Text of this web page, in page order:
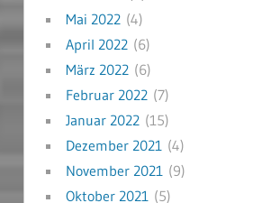
Mai 2022(4)
April 2022(6)
März 2022(6)
Februar 2022(7)
Januar 2022(15)
Dezember 2021(4)
November 2021(9)
Oktober 2021(5)